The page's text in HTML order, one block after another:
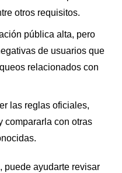
otros requisitos.
pública alta, pero
de usuarios que
relacionados con
las reglas oficiales,
compararla con otras
puede ayudarte revisar